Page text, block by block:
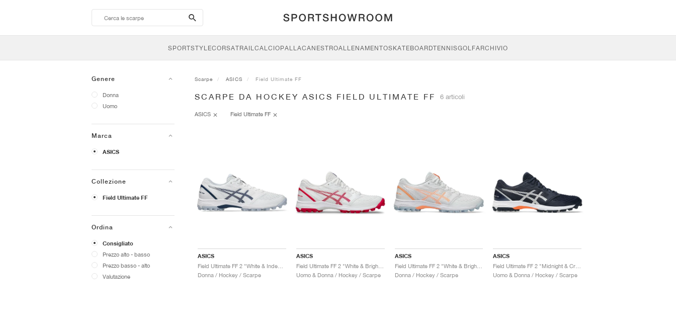
search-
btn
SPORTSTYLECORSATRAILCALCIOPALLACANESTROALLENAMENTOSKATEBOARDTENNISGOLFARCHIVIO
Genere
Donna
Uomo
Marca
ASICS
Collezione
Field Ultimate FF
Ordina
Consigliato
Prezzo alto - basso
Prezzo basso - alto
Valutazione
Scarpe ASICS Field Ultimate FF
SCARPE DA HOCKEY ASICS FIELD ULTIMATE FF 6 articoli
ASICS Field Ultimate FF
ASICS
Donna / Hockey / Scarpe
ASICS
Field Ultimate FF 2 "White & Bright Sunstone"
Uomo & Donna / Hockey / Scarpe
ASICS
Field Ultimate FF 2 "White & Bright Sunstone"
Donna / Hockey / Scarpe
ASICS
Uomo & Donna / Hockey / Scarpe